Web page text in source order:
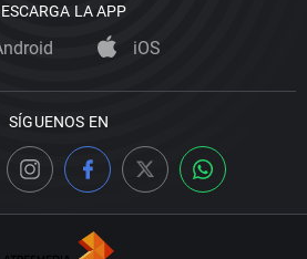
LA APP
iOS
SÍGUENOS EN